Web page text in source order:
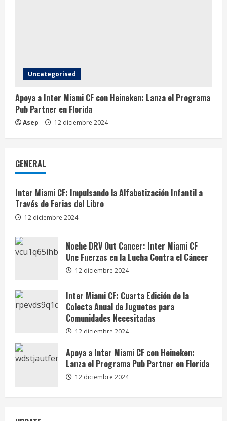
Uncategorised
Apoya a Inter Miami CF con Heineken: Lanza el Programa
Pub Partner en Florida
Asep 12 diciembre 2024
GENERAL
Inter Miami CF: Impulsando la Alfabetización Infantil a
Través de Ferias del Libro
12 diciembre 2024
Noche DRV Out Cancer: Inter Miami CF
Une Fuerzas en la Lucha Contra el Cáncer
12 diciembre 2024
Inter Miami CF: Cuarta Edición de la
Colecta Anual de Juguetes para
Comunidades Necesitadas
12 diciembre 2024
Apoya a Inter Miami CF con Heineken:
Lanza el Programa Pub Partner en Florida
12 diciembre 2024